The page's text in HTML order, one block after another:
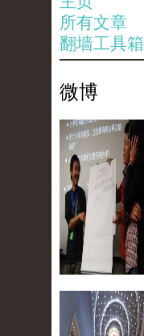
所有文章
翻墙工具箱
微博